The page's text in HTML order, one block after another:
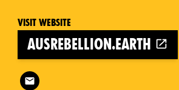
Visit website
ausrebellion.earth
Follow XR XR Pedal Rebels Sydney on